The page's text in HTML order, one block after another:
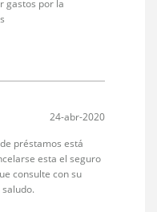
gastos por la
24-abr-2020
préstamos está
esta el seguro
consulte con su